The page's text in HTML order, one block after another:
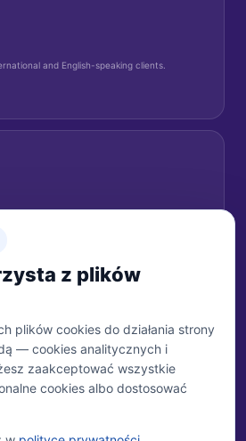
and English-speaking clients.
z plików
plików cookies do działania strony
— cookies analitycznych i
zaakceptować wszystkie
cookies albo dostosować